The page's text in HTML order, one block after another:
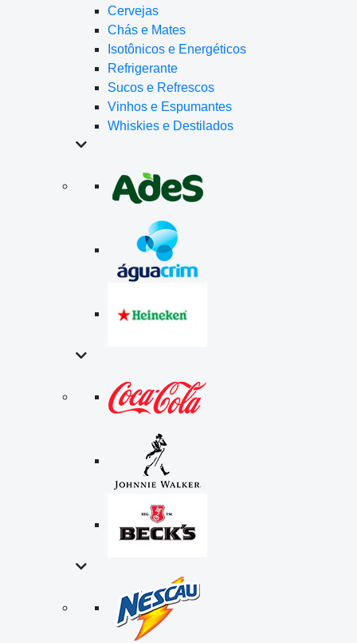
Cervejas
Chás e Mates
Isotônicos e Energéticos
Refrigerante
Sucos e Refrescos
Vinhos e Espumantes
Whiskies e Destilados